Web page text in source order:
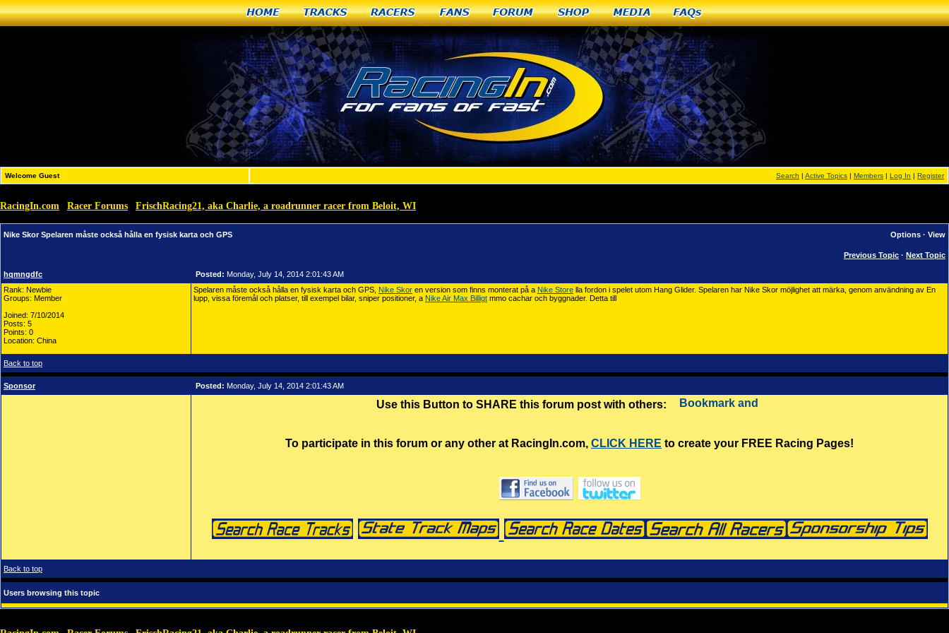
Home Tracks Racers Fans Forum Shop Media FAQs
Welcome Guest Search | Active Topics | Members | Log In | Register
RacingIn.com Racer Forums FrischRacing21, aka Charlie, a roadrunner racer from Beloit, WI
Nike Skor Spelaren måste också hålla en fysisk karta och GPS Options · View
Previous Topic · Next Topic
hqmngdfc Posted: Monday, July 14, 2014 2:01:43 AM
Rank: Newbie
Groups: Member
Joined: 7/10/2014
Posts: 5
Points: 0
Location: China
Spelaren måste också hålla en fysisk karta och GPS, Nike Skor en version som finns monterat på a Nike Store lla fordon i spelet utom Hang Glider. Spelaren har Nike Skor möjlighet att märka, genom användning av En
lupp, vissa föremål och platser, till exempel bilar, sniper positioner, a Nike Air Max Billigt mmo cachar och byggnader. Detta till
Back to top
Sponsor Posted: Monday, July 14, 2014 2:01:43 AM
Use this Button to SHARE this forum post with others:
To participate in this forum or any other at RacingIn.com, CLICK HERE to create your FREE Racing Pages!
Back to top
Users browsing this topic